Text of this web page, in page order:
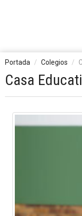
Portada Colegios
Casa